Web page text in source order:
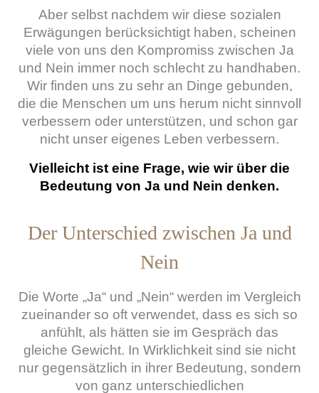
Aber selbst nachdem wir diese sozialen
Erwägungen berücksichtigt haben, scheinen
viele von uns den Kompromiss zwischen Ja
und Nein immer noch schlecht zu handhaben.
Wir finden uns zu sehr an Dinge gebunden,
die die Menschen um uns herum nicht sinnvoll
verbessern oder unterstützen, und schon gar
nicht unser eigenes Leben verbessern.
Vielleicht ist eine Frage, wie wir über die
Bedeutung von Ja und Nein denken.
Der Unterschied zwischen Ja und
Nein
Die Worte „Ja“ und „Nein“ werden im Vergleich
zueinander so oft verwendet, dass es sich so
anfühlt, als hätten sie im Gespräch das
gleiche Gewicht. In Wirklichkeit sind sie nicht
nur gegensätzlich in ihrer Bedeutung, sondern
von ganz unterschiedlichen